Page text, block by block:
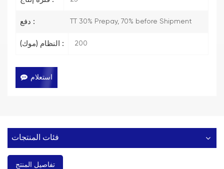
دفع : TT 30% Prepay, 70% before Shipment
النظام (موك) : 200
استعلام
فئات المنتجات
تفاصيل المنتج